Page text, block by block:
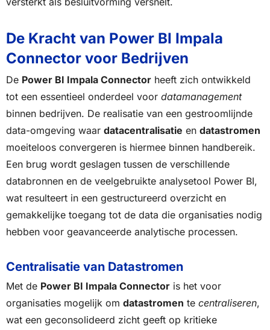
De Kracht van Power BI Impala
Connector voor Bedrijven
De Power BI Impala Connector heeft zich ontwikkeld
tot een essentieel onderdeel voor datamanagement
binnen bedrijven. De realisatie van een gestroomlijnde
data-omgeving waar datacentralisatie en datastromen
moeiteloos convergeren is hiermee binnen handbereik.
Een brug wordt geslagen tussen de verschillende
databronnen en de veelgebruikte analysetool Power BI,
wat resulteert in een gestructureerd overzicht en
gemakkelijke toegang tot de data die organisaties nodig
hebben voor geavanceerde analytische processen.
Centralisatie van Datastromen
Met de Power BI Impala Connector is het voor
organisaties mogelijk om datastromen te centraliseren,
wat een geconsolideerd zicht geeft op kritieke